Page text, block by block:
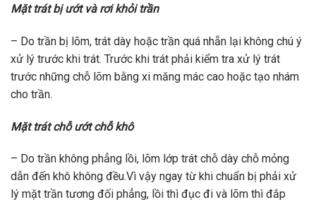
Mặt trát bị ướt và rơi khỏi trần
– Do trần bị lõm, trát dày hoặc trần quá nhẵn lại không chú ý
xử lý trước khi trát. Trước khi trát phải kiểm tra xử lý trát
trước những chỗ lõm bằng xi măng mác cao hoặc tạo nhám
cho trần.
Mặt trát chỗ ướt chỗ khô
– Do trần không phẳng lồi, lõm lớp trát chỗ dày chỗ mỏng
dẫn đến khô không đều.Vì vậy ngay từ khi chuẩn bị phải xử
lý mặt trần tương đối phẳng, lồi thì đục đi và lõm thì đắp